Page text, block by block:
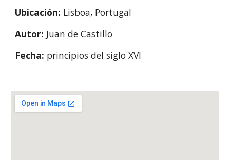
Ubicación: Lisboa, Portugal
Autor: Juan de Castillo
Fecha: principios del siglo XVI